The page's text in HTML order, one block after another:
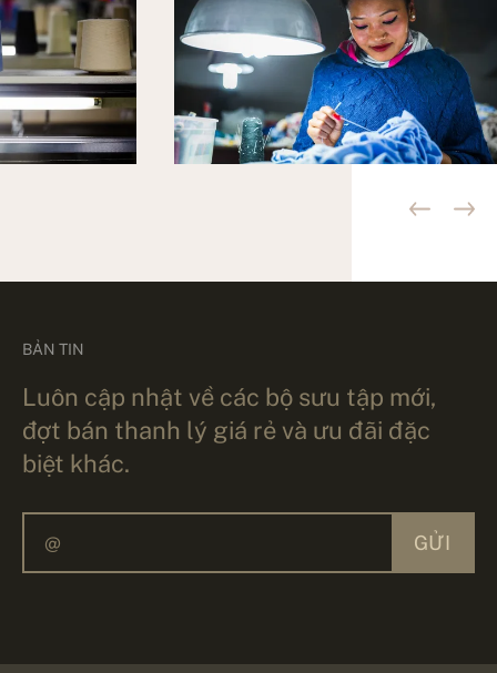
BẢN TIN
Luôn cập nhật về các bộ sưu tập mới,
đợt bán thanh lý giá rẻ và ưu đãi đặc
biệt khác.
GỬI